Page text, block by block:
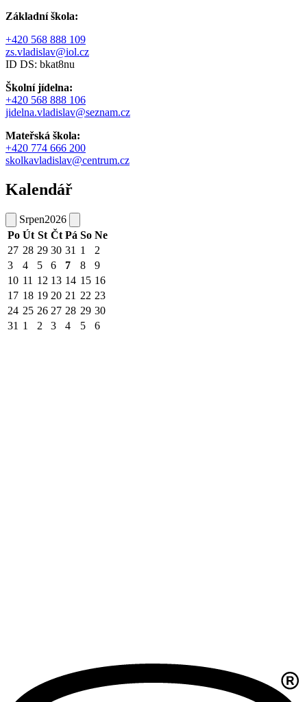
Základní škola:
+420 568 888 109
zs.vladislav@iol.cz
ID DS: bkat8nu
Školní jídelna:
+420 568 888 106
jidelna.vladislav@seznam.cz
Mateřská škola:
+420 774 666 200
skolkavladislav@centrum.cz
Kalendář
Srpen2026
Po Út St Čt Pá So Ne
27 28 29 30 31 1
2
3
4 5 6 7 8
9
10 11 12 13 14 15 16
17 18 19 20 21 22 23
24 25 26 27 28 29 30
31 1 2 3 4 5 6